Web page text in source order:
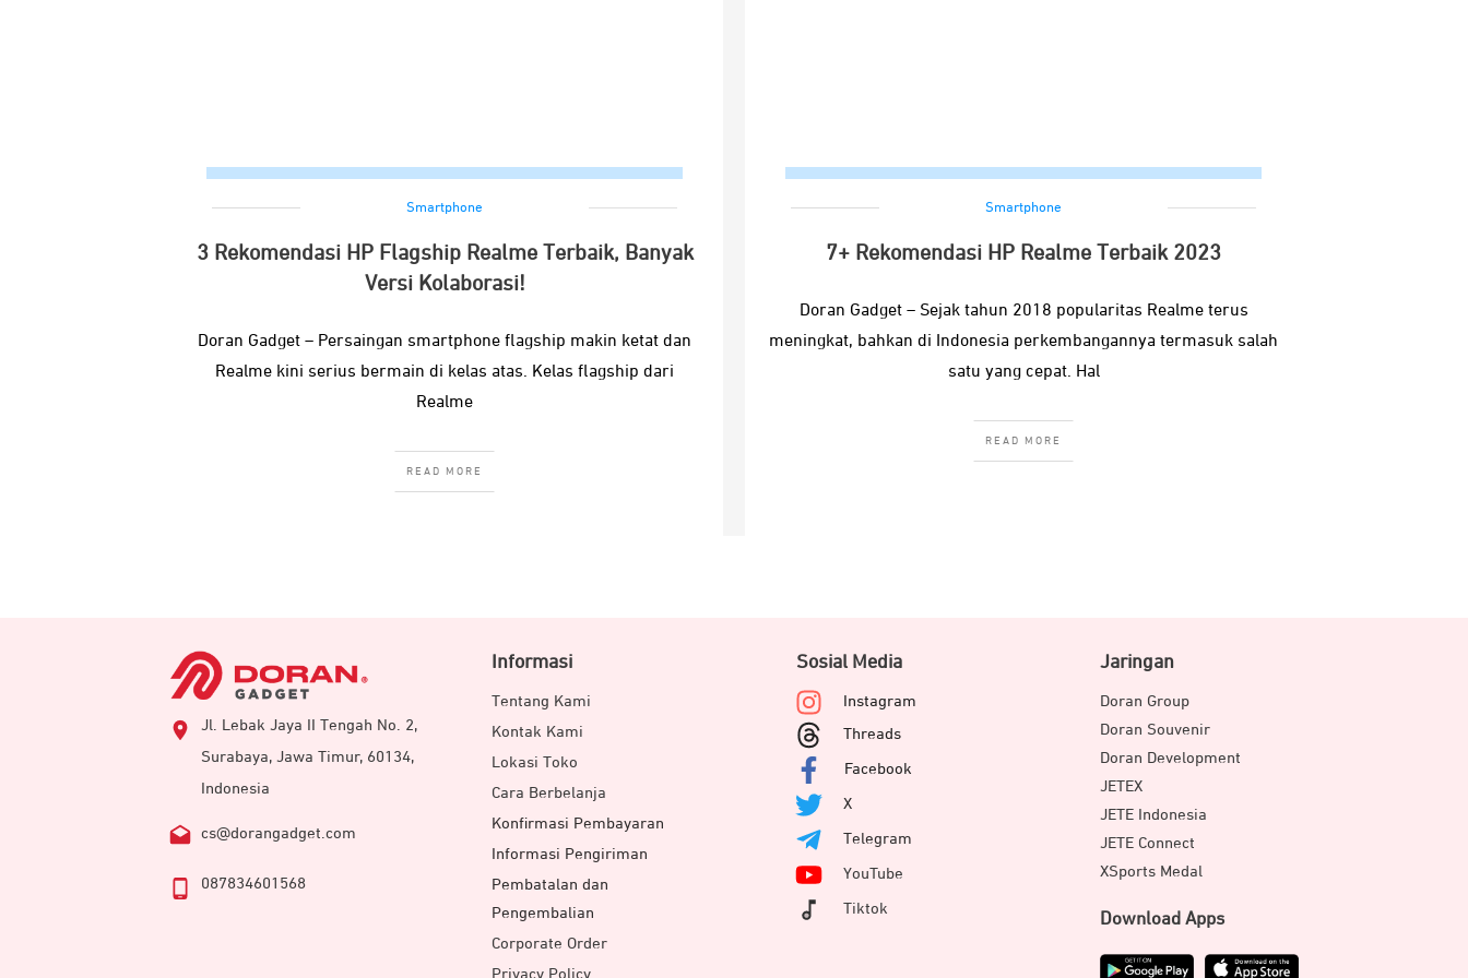
Smartphone
3 Rekomendasi HP Flagship Realme Terbaik, Banyak
Versi Kolaborasi!
Doran Gadget – Persaingan smartphone flagship makin ketat dan
Realme kini serius bermain di kelas atas. Kelas flagship dari
Realme
READ MORE
Smartphone
7+ Rekomendasi HP Realme Terbaik 2023
Doran Gadget – Sejak tahun 2018 popularitas Realme terus
meningkat, bahkan di Indonesia perkembangannya termasuk salah
satu yang cepat. Hal
READ MORE
Jl. Lebak Jaya II Tengah No. 2,
Surabaya, Jawa Timur, 60134,
Indonesia
cs@dorangadget.com
087834601568
Informasi
Tentang Kami
Kontak Kami
Lokasi Toko
Cara Berbelanja
Konfirmasi Pembayaran
Informasi Pengiriman
Pembatalan dan
Pengembalian
Corporate Order
Privacy Policy
Sosial Media
Instagram
Threads
Facebook
X
Telegram
YouTube
Tiktok
Jaringan
Doran Group
Doran Souvenir
Doran Development
JETEX
JETE Indonesia
JETE Connect
XSports Medal
Download Apps